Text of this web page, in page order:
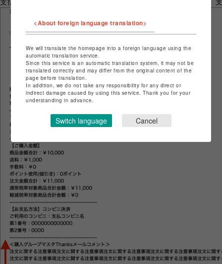
支払方法別コメントがお支払方法の直後に記載されるようになり、
<About foreign language translation>
We will translate the homepage into a foreign language using the
automatic translation service.
Since this service is an automatic translation system, it may not be
translated correctly and may differ from the original content of the
page before translation.
In addition, we do not take any responsibility for any direct or
indirect damage caused by using this service. Thank you for your
understanding in advance.
Switch language Cancel